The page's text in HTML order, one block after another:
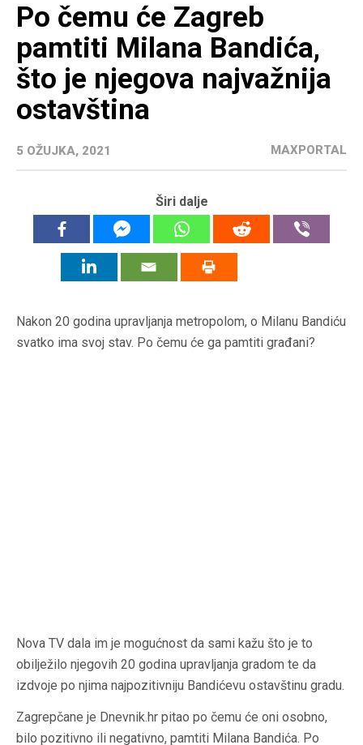
Po čemu će Zagreb
pamtiti Milana Bandića,
što je njegova najvažnija
ostavština
5 OŽUJKA, 2021 MAXPORTAL
Širi dalje
Nakon 20 godina upravljanja metropolom, o Milanu Bandiću
svatko ima svoj stav. Po čemu će ga pamtiti građani?
Nova TV dala im je mogućnost da sami kažu što je to
obilježilo njegovih 20 godina upravljanja gradom te da
izdvoje po njima najpozitivniju Bandićevu ostavštinu gradu.
Zagrepčane je Dnevnik.hr pitao po čemu će oni osobno,
bilo pozitivno ili negativno, pamtiti Milana Bandića. Po